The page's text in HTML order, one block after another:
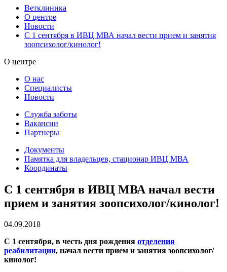
Ветклиника
О центре
Новости
С 1 сентября в ИВЦ МВА начал вести прием и занятия
зоопсихолог/кинолог!
О центре
О нас
Специалисты
Новости
Служба заботы
Вакансии
Партнеры
Документы
Памятка для владельцев, стационар ИВЦ МВА
Координаты
С 1 сентября в ИВЦ МВА начал вести
прием и занятия зоопсихолог/кинолог!
04.09.2018
С 1 сентября, в честь дня рождения отделения
реабилитации, начал вести прием и занятия зоопсихолог/
кинолог!